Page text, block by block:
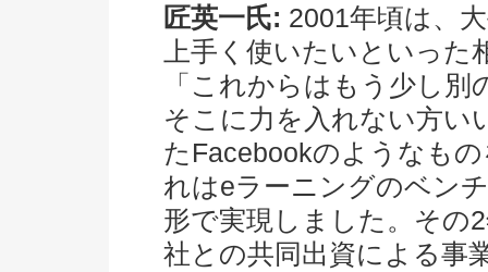
匠英一氏: 2001年頃は、
上手く使いたいといっ
「これからはもう少し
そこに力を入れない方い
たFacebookのようなも
れはeラーニングのベン
形で実現しました。その
社との共同出資による事